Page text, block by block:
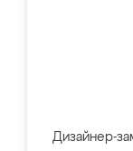
Дизайнер-